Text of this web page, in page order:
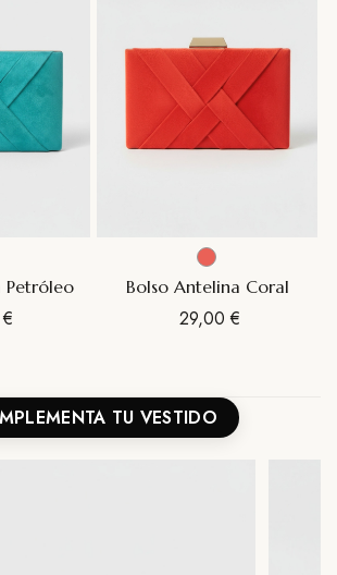
Petróleo Bolso Antelina Coral
29,00 €
TU VESTIDO